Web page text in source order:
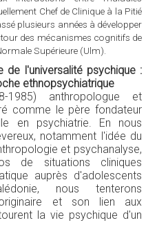
Chef de Clinique à la Pitié
plusieurs années à développer
des mécanismes cognitifs de
Supérieure (Ulm).
de l'universalité psychique :
ethnopsychiatrique
1985) anthropologue et
comme le père fondateur
en psychiatrie. En nous
notamment l'idée du
et psychanalyse,
de situations cliniques
auprès d'adolescents
nous tenterons
et son lien aux
la vie psychique d'un